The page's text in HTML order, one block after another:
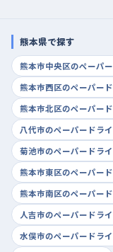
熊本県で探す
熊本市中央区のペーパ
熊本市西区のペーパー
熊本市北区のペーパー
八代市のペーパードラ
菊池市のペーパードラ
熊本市東区のペーパー
熊本市南区のペーパー
人吉市のペーパードラ
水俣市のペーパードラ